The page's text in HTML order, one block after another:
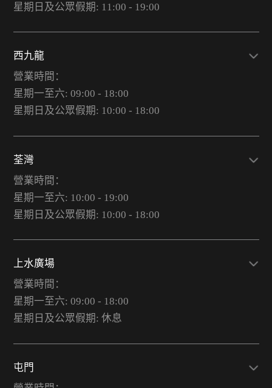
星期日及公眾假期: 11:00 - 19:00
西九龍
營業時間：
星期一至六: 09:00 - 18:00
星期日及公眾假期: 10:00 - 18:00
荃灣
營業時間：
星期一至六: 10:00 - 19:00
星期日及公眾假期: 10:00 - 18:00
上水廣場
營業時間：
星期一至六: 09:00 - 18:00
星期日及公眾假期: 休息
屯門